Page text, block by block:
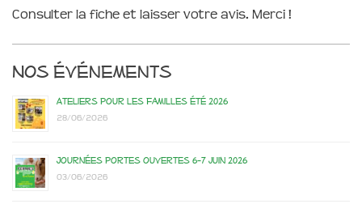
Consulter la fiche et laisser votre avis. Merci !
Nos événements
Ateliers pour les familles été 2026
28/06/2026
Journées portes ouvertes 6-7 juin 2026
03/06/2026